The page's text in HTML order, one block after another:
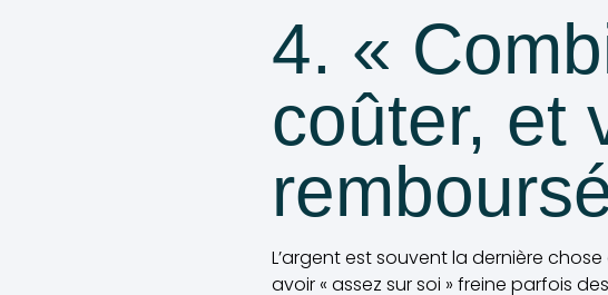
4. «
coûter, et
L’argent est souvent la dernière
avoir « assez sur soi » freine parfois